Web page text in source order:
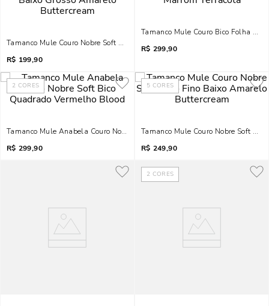
Tamanco Mule Couro Nobre Soft Bico Quadrado Salto Baixo Grosso
R$ 199,90
Tamanco Mule Couro Bico Folha
R$ 299,90
2 CORES
Tamanco Mule Anabela Couro Nobre Soft Bico Quadrado Vermelho Blood
R$ 299,90
5 CORES
Tamanco Mule Couro Nobre Soft
R$ 249,90
2 CORES